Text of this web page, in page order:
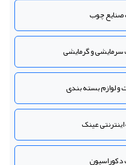
صنایع چوب
سرمایشی و گرمایشی
و لوازم بسته بندی
عینک
دکوراسیون